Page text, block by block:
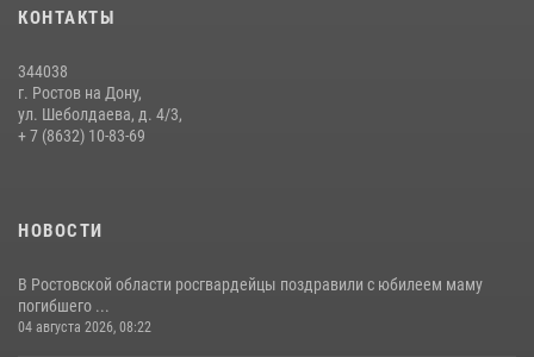
В донской столице Росгвардия приняла участие в оперативно-
профилактических мероприятиях в районе рынков «Темерник»
27 июля 2026, 12:35
КОНТАКТЫ
344038
г. Ростов на Дону,
ул. Шеболдаева, д. 4/3,
+ 7 (8632) 10-83-69
НОВОСТИ
В Ростовской области росгвардейцы поздравили с юбилеем маму
погибшего ...
04 августа 2026, 08:22